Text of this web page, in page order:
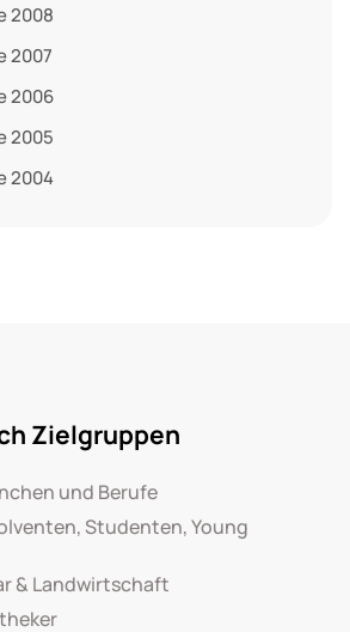
2008
2007
2006
2005
2004
Zielgruppen
und Berufe
Studenten, Young
& Landwirtschaft